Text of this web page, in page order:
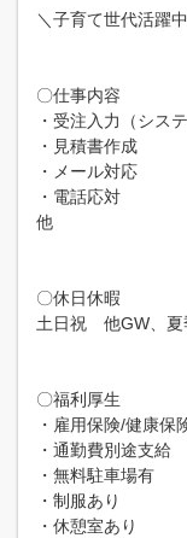
＼子育て世代活躍
〇仕事内容
・受注入力（シス
・見積書作成
・メール対応
・電話応対
他
〇休日休暇
土日祝 他GW、夏
〇福利厚生
・雇用保険/健康保
・通勤費別途支給
・無料駐車場有
・制服あり
・休憩室あり